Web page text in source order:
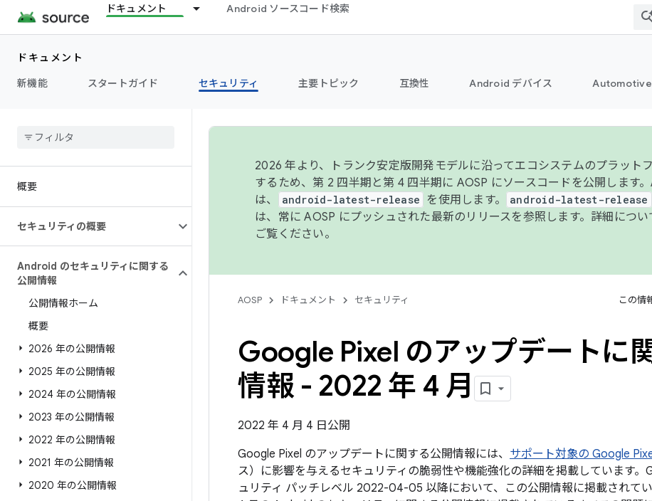
ドキュメント Android ソースコード検索
ドキュメント
新機能
スタートガイド セキュリティ 主要トピック 互換性 Android デバイス Automotive
概要
セキュリティの概要
Android のセキュリティに関する
公開情報
公開情報ホーム
概要
2026 年の公開情報
2025 年の公開情報
2024 年の公開情報
2023 年の公開情報
2022 年の公開情報
2021 年の公開情報
2020 年の公開情報
2026 年より、トランク安定版開発モデルに沿ってエコシステムのプラット
するため、第 2 四半期と第 4 四半期に AOSP にソースコードを公開します
は、
android-latest-release を使用します。 android-latest-release
は、常に AOSP にプッシュされた最新のリリースを参照します。詳細につい
ご覧ください。
AOSP ドキュメント セキュリティ この情
Google Pixel のアップデートに
情報 - 2022 年 4 月
2022 年 4 月 4 日公開
Google Pixel のアップデートに関する公開情報には、 サポート対象の Google
ス）に影響を与えるセキュリティの脆弱性や機能強化の詳細を掲載しています。
ュリティ パッチレベル 2022-04-05 以降において、この公開情報に掲載されて